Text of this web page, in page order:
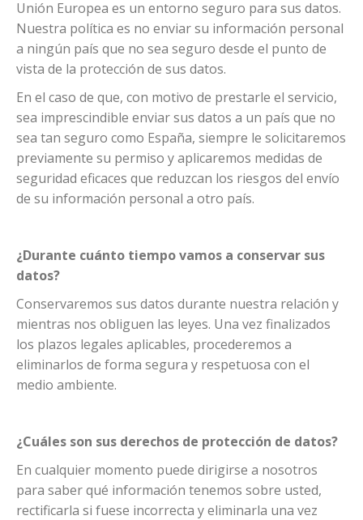
Unión Europea es un entorno seguro para sus datos.
Nuestra política es no enviar su información personal
a ningún país que no sea seguro desde el punto de
vista de la protección de sus datos.
En el caso de que, con motivo de prestarle el servicio,
sea imprescindible enviar sus datos a un país que no
sea tan seguro como España, siempre le solicitaremos
previamente su permiso y aplicaremos medidas de
seguridad eficaces que reduzcan los riesgos del envío
de su información personal a otro país.
¿Durante cuánto tiempo vamos a conservar sus
datos?
Conservaremos sus datos durante nuestra relación y
mientras nos obliguen las leyes. Una vez finalizados
los plazos legales aplicables, procederemos a
eliminarlos de forma segura y respetuosa con el
medio ambiente.
¿Cuáles son sus derechos de protección de datos?
En cualquier momento puede dirigirse a nosotros
para saber qué información tenemos sobre usted,
rectificarla si fuese incorrecta y eliminarla una vez